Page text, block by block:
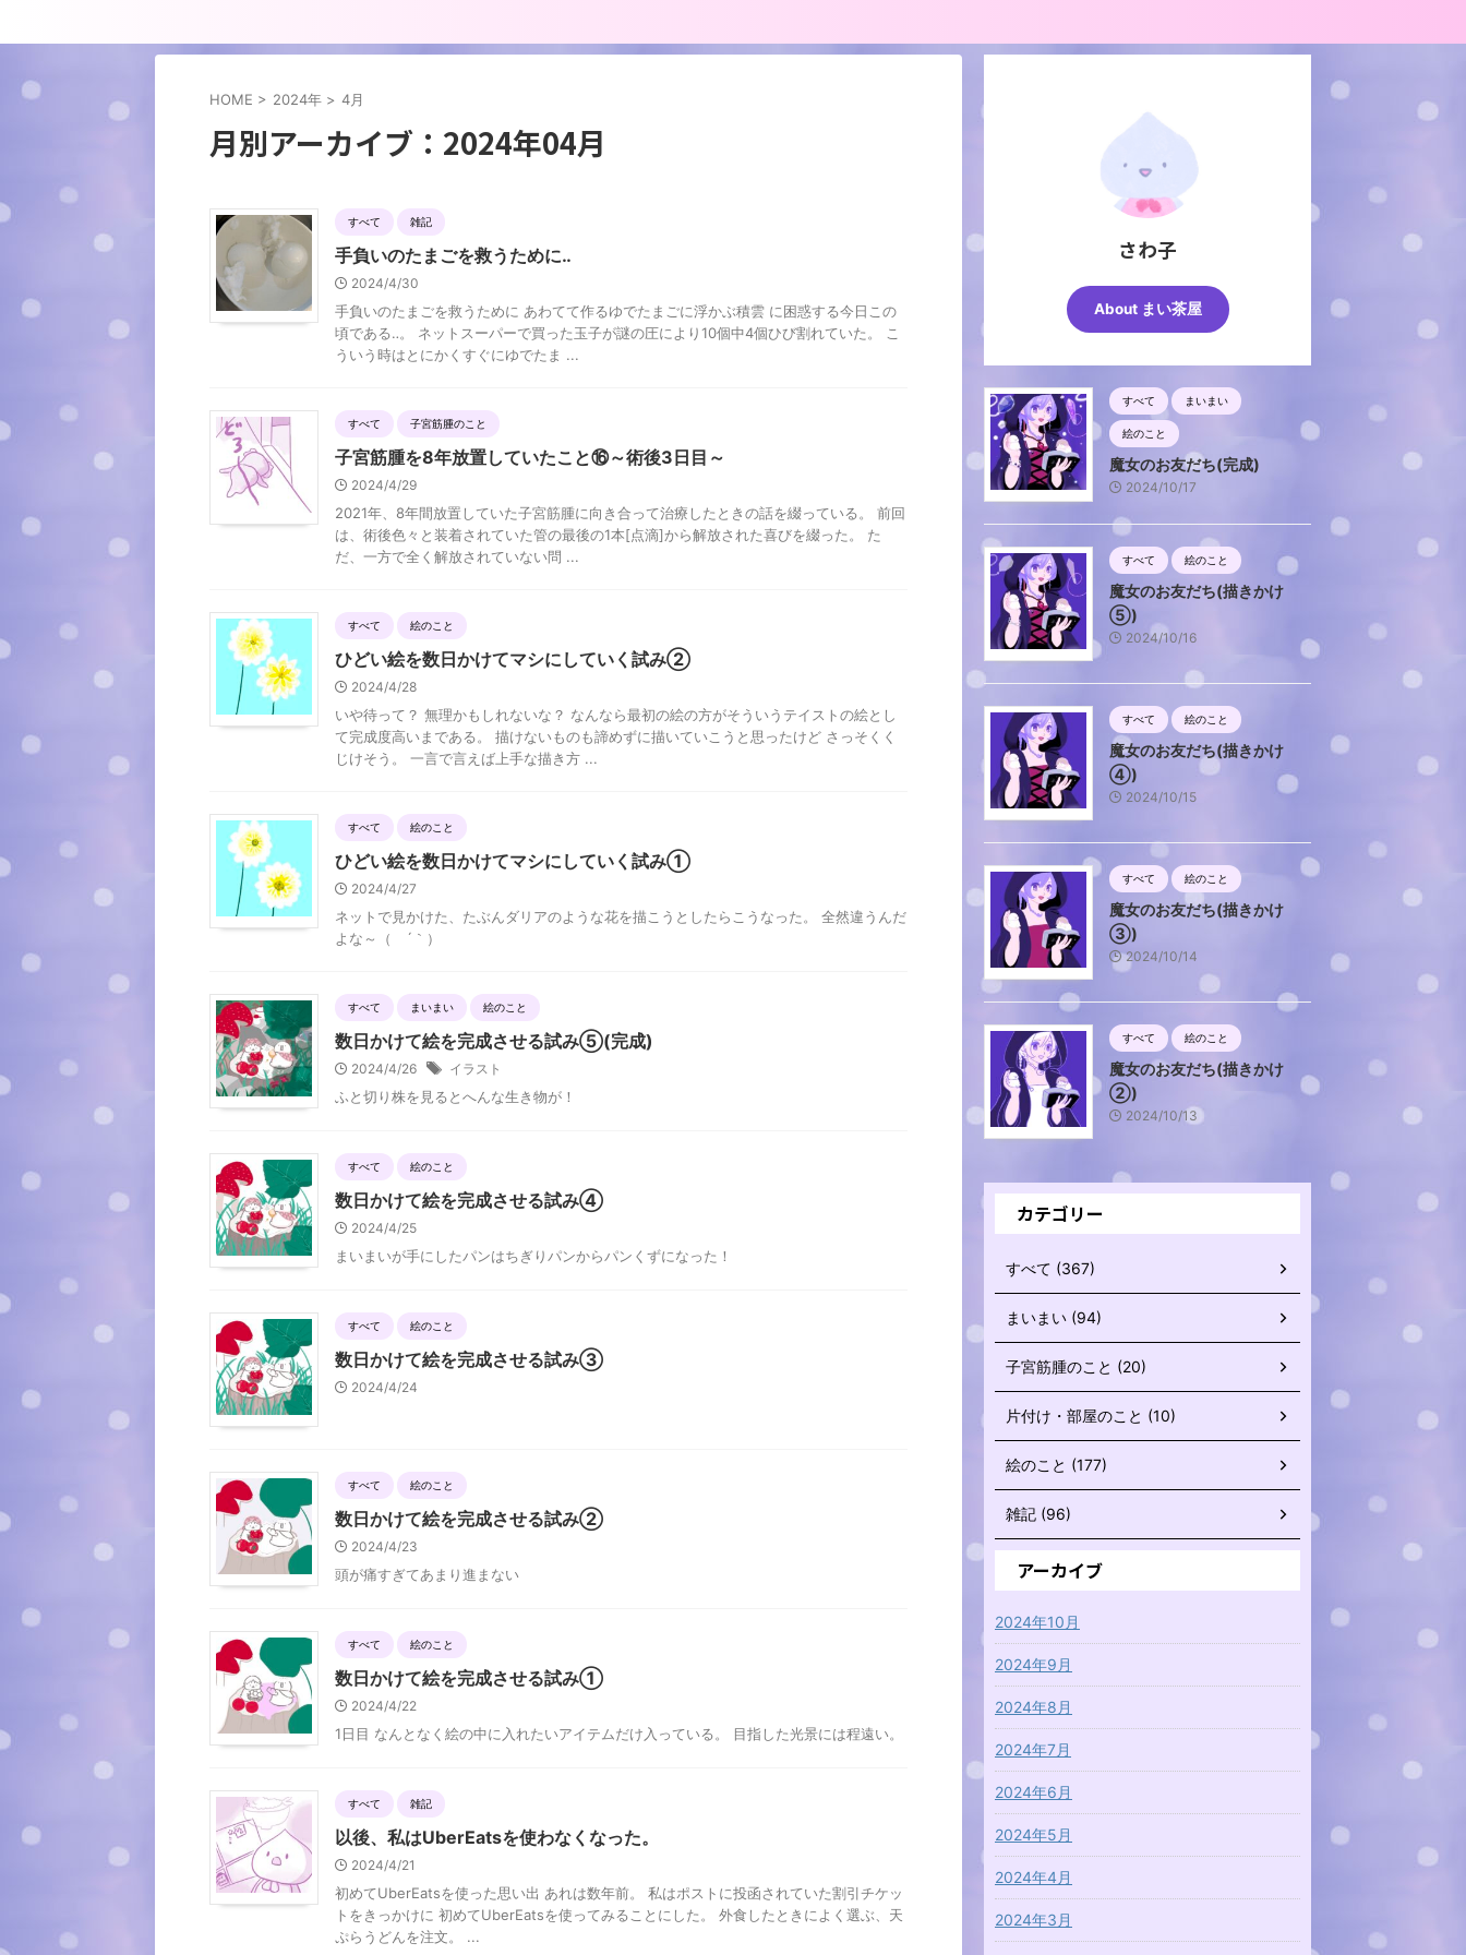
HOME > 2024年 > 4月
月別アーカイブ：2024年04月
すべて 雑記
手負いのたまごを救うために‥
2024/4/30
手負いのたまごを救うために あわてて作るゆでたまごに浮かぶ積雲 に困惑する今日この
頃である‥。 ネットスーパーで買った玉子が謎の圧により10個中4個ひび割れていた。 こ
ういう時はとにかくすぐにゆでたま ...
すべて 子宮筋腫のこと
子宮筋腫を8年放置していたこと⑯～術後3日目～
2024/4/29
2021年、8年間放置していた子宮筋腫に向き合って治療したときの話を綴っている。 前回
は、術後色々と装着されていた管の最後の1本[点滴]から解放された喜びを綴った。 た
だ、一方で全く解放されていない問 ...
すべて 絵のこと
ひどい絵を数日かけてマシにしていく試み②
2024/4/28
いや待って？ 無理かもしれないな？ なんなら最初の絵の方がそういうテイストの絵とし
て完成度高いまである。 描けないものも諦めずに描いていこうと思ったけど さっそくく
じけそう。 一言で言えば上手な描き方 ...
すべて 絵のこと
ひどい絵を数日かけてマシにしていく試み①
2024/4/27
ネットで見かけた、たぶんダリアのような花を描こうとしたらこうなった。 全然違うんだ
よな～（ ´｀）
すべて まいまい 絵のこと
数日かけて絵を完成させる試み⑤(完成)
2024/4/26 イラスト
ふと切り株を見るとへんな生き物が！
すべて 絵のこと
数日かけて絵を完成させる試み④
2024/4/25
まいまいが手にしたパンはちぎりパンからパンくずになった！
すべて 絵のこと
数日かけて絵を完成させる試み③
2024/4/24
すべて 絵のこと
数日かけて絵を完成させる試み②
2024/4/23
頭が痛すぎてあまり進まない
すべて 絵のこと
数日かけて絵を完成させる試み①
2024/4/22
1日目 なんとなく絵の中に入れたいアイテムだけ入っている。 目指した光景には程遠い。
すべて 雑記
以後、私はUberEatsを使わなくなった。
2024/4/21
初めてUberEatsを使った思い出 あれは数年前。 私はポストに投函されていた割引チケッ
トをきっかけに 初めてUberEatsを使ってみることにした。 外食したときによく選ぶ、天
ぷらうどんを注文。 ...
さわ子
About まい茶屋
すべて まいまい
絵のこと
魔女のお友だち(完成)
2024/10/17
すべて 絵のこと
魔女のお友だち(描きかけ
⑤)
2024/10/16
すべて 絵のこと
魔女のお友だち(描きかけ
④)
2024/10/15
すべて 絵のこと
魔女のお友だち(描きかけ
③)
2024/10/14
すべて 絵のこと
魔女のお友だち(描きかけ
②)
2024/10/13
カテゴリー
すべて (367)
まいまい (94)
子宮筋腫のこと (20)
片付け・部屋のこと (10)
絵のこと (177)
雑記 (96)
アーカイブ
2024年10月
2024年9月
2024年8月
2024年7月
2024年6月
2024年5月
2024年4月
2024年3月